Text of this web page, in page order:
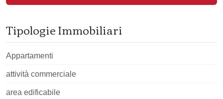
Tipologie Immobiliari
Appartamenti
attività commerciale
area edificabile